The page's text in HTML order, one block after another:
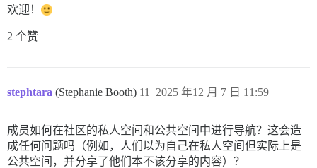
欢迎！
2 个赞
stephtara (Stephanie Booth) 2025 年12 月 7 日 11:59
11
成员如何在社区的私人空间和公共空间中进行导航？这会造
成任何问题吗（例如，人们以为自己在私人空间但实际上是
公共空间，并分享了他们本不该分享的内容）？